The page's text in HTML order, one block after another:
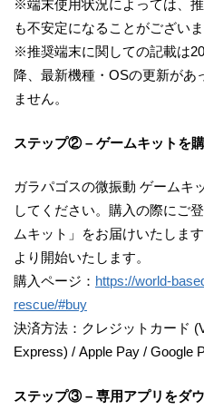
※端末使用状況によっては、
も不安定になることがございま
※推奨端末に関しての記載は
降、最新機種・OSの更新があ
ません。
ステップ② – ゲームキットを
ガラパゴスの微振動 ゲームキ
してください。購入の際にご
ムキット」をお届けいたしま
より開始いたします。
購入ページ： https://world-
rescue/#buy
決済方法：クレジットカード
Express) / Apple Pay / Google
ステップ③ – 専用アプリをダ